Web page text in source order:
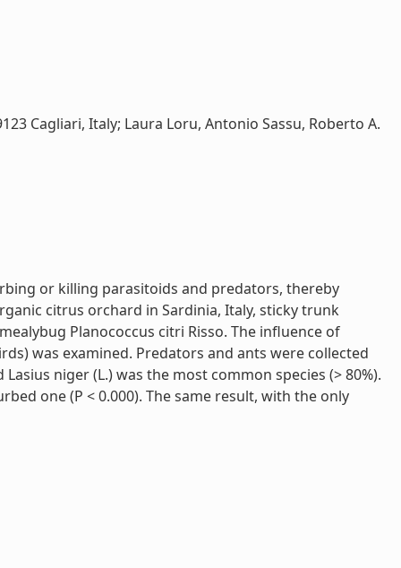
Cagliari, Italy; Laura Loru, Antonio Sassu, Roberto A.
or killing parasitoids and predators, thereby
citrus orchard in Sardinia, Italy, sticky trunk
Planococcus citri Risso. The influence of
was examined. Predators and ants were collected
niger (L.) was the most common species (> 80%).
one (P < 0.000). The same result, with the only